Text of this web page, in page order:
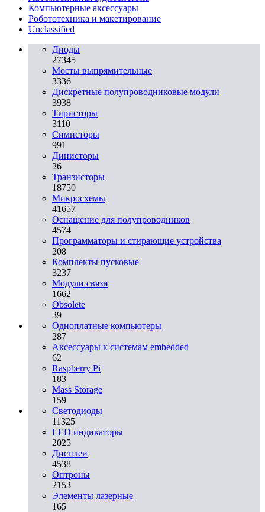
Компьютерные аксессуары
Робототехника и макетирование
Unclassified
Диоды
27345
Мосты выпрямительные
3336
Дискретные полупроводниковые модули
3938
Тиристоры
3110
Симисторы
991
Динисторы
26
Транзисторы
18750
Микросхемы
41657
Оснащение для полупроводников
4574
Программаторы и стирающие устройства
208
Комплекты пусковые
3237
Модули связи
1662
Obsolete
39
Одноплатные компьютеры
287
Аксессуары к системам embedded
62
Raspberry Pi
183
Mass Storage
159
Светодиоды
11325
LED индикаторы
2025
Дисплеи
4538
Оптроны
2153
Элементы лазерные
165